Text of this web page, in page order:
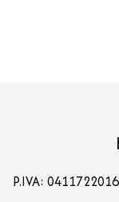
P.IVA: